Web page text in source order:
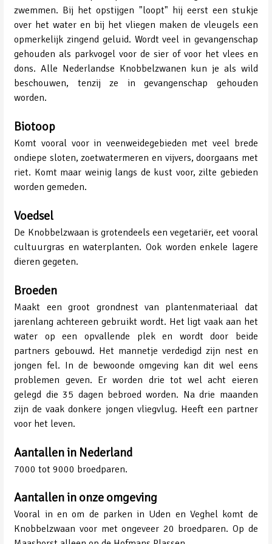
zwemmen. Bij het opstijgen "loopt" hij eerst een stukje
over het water en bij het vliegen maken de vleugels een
opmerkelijk zingend geluid. Wordt veel in gevangenschap
gehouden als parkvogel voor de sier of voor het vlees en
dons. Alle Nederlandse Knobbelzwanen kun je als wild
beschouwen, tenzij ze in gevangenschap gehouden
worden.
Biotoop
Komt vooral voor in veenweidegebieden met veel brede
ondiepe sloten, zoetwatermeren en vijvers, doorgaans met
riet. Komt maar weinig langs de kust voor, zilte gebieden
worden gemeden.
Voedsel
De Knobbelzwaan is grotendeels een vegetariër, eet vooral
cultuurgras en waterplanten. Ook worden enkele lagere
dieren gegeten.
Broeden
Maakt een groot grondnest van plantenmateriaal dat
jarenlang achtereen gebruikt wordt. Het ligt vaak aan het
water op een opvallende plek en wordt door beide
partners gebouwd. Het mannetje verdedigd zijn nest en
jongen fel. In de bewoonde omgeving kan dit wel eens
problemen geven. Er worden drie tot wel acht eieren
gelegd die 35 dagen bebroed worden. Na drie maanden
zijn de vaak donkere jongen vliegvlug. Heeft een partner
voor het leven.
Aantallen in Nederland
7000 tot 9000 broedparen.
Aantallen in onze omgeving
Vooral in en om de parken in Uden en Veghel komt de
Knobbelzwaan voor met ongeveer 20 broedparen. Op de